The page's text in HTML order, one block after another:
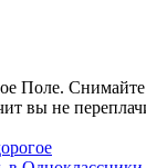
Поле. Снимайте
вы не